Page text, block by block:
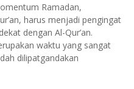
Ramadan,
harus menjadi pengingat
dengan Al-Qur’an.
waktu yang sangat
dilipatgandakan